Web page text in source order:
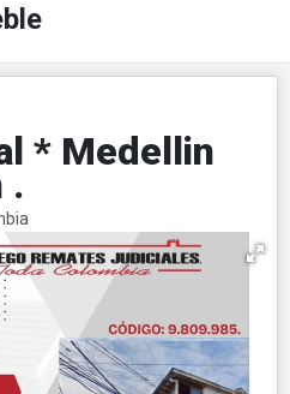
* Medellin
.